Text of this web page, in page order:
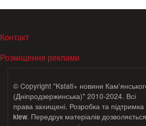
МЕНЮ В ПОДВАЛЕ
Контакт
Розміщення реклами
© Copyright "Kstati+ новини
(Дніпродзержинська)" 2010-2024. Всі
права захищені. Розробка та підтримка
klew. Передрук матеріалів дозволяється